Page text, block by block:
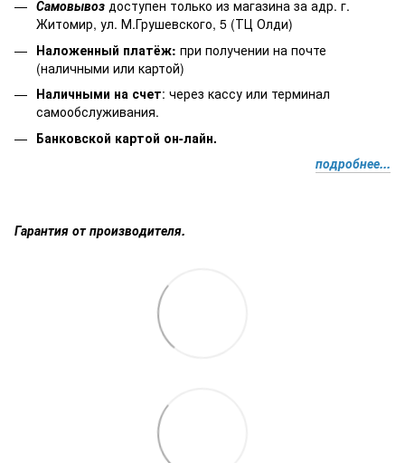
Самовывоз доступен только из магазина за адр. г.
Житомир, ул. М.Грушевского, 5 (ТЦ Олди)
Наложенный платёж: при получении на почте
(наличными или картой)
Наличными на счет: через кассу или терминал
самообслуживания.
Банковской картой он-лайн.
подробнее...
Гарантия от производителя.